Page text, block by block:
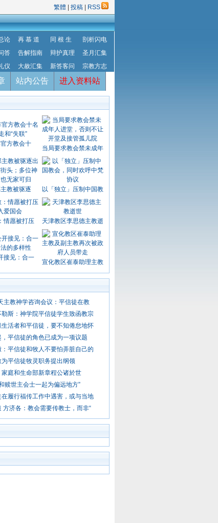
繁體 投稿 RSS
论 再 慕 道 同 根 生
剖析闪电
答 告解指南 辩护真理
圣月汇集
仪 大赦汇集 新答客问 宗教方志
站内公告 进入资料站
方教会十
当局要求教会禁未成年
教被驱逐 以「独立」压制中国教
情愿被打压 天津教区李思德主教逝
接见：合一
宣化教区崔泰助理主教
主教神学咨询会议：平信徒在教
斯：神学院平信徒学生致函教宗
活者和平信徒，要不知倦怠地怀
平信徒的角色已成为一项议题
平信徒和牧人不要怕弄脏自己的
平信徒牧灵职务提出纲领
庭和生命部新章程公诸於世
赎世主会士一起为偏远地方”
履行福传工作中遇害，或与当地
方济各：教会需要传教士，而非“